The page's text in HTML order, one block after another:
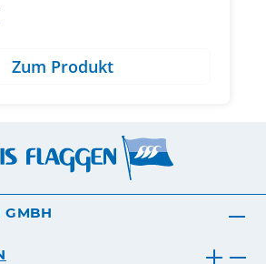
Zum Produkt
GMBH